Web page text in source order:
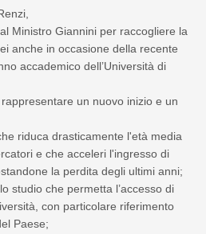
Ministro Giannini per raccogliere la
anche in occasione della recente
accademico dell’Università di
un nuovo inizio e un
riduca drasticamente l'età media
e che acceleri l'ingresso di
la perdita degli ultimi anni;
studio che permetta l’accesso di
con particolare riferimento
Paese;